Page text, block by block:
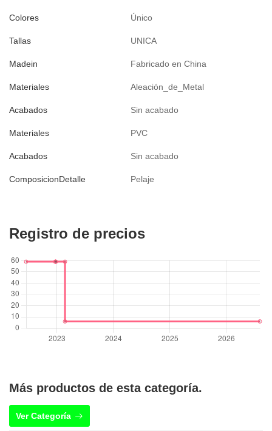
Colores Único
Tallas UNICA
Madein Fabricado en China
Materiales Aleación_de_Metal
Acabados Sin acabado
Materiales PVC
Acabados Sin acabado
ComposicionDetalle Pelaje
Registro de precios
Más productos de esta categoría.
Ver Categoría